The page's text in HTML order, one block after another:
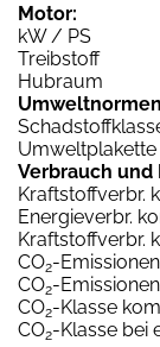
Motor:
kW / PS
Treibstoff
Hubraum
Umweltplakette
Verbrauch und
Kraftstoffverbr.
Energieverbr.
Kraftstoffverbr.
CO2-
CO2-
CO2-Klasse
CO2-Klasse bei